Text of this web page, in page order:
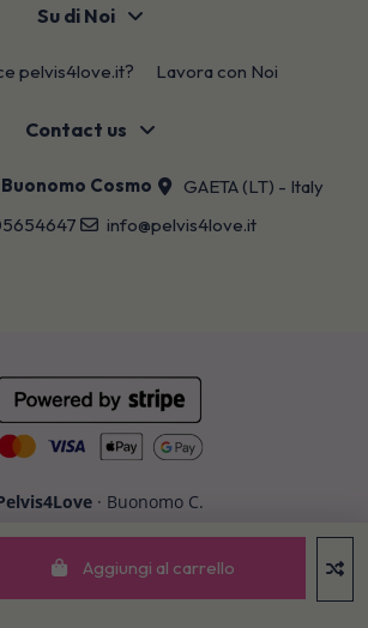
Aggiungi al carrello
Su di Noi
pelvis4love.it? Lavora con Noi
Contact us
Cosmo
GAETA (LT) - Italy
info@pelvis4love.it
· Buonomo C.
03269440594 · REA LT-321652